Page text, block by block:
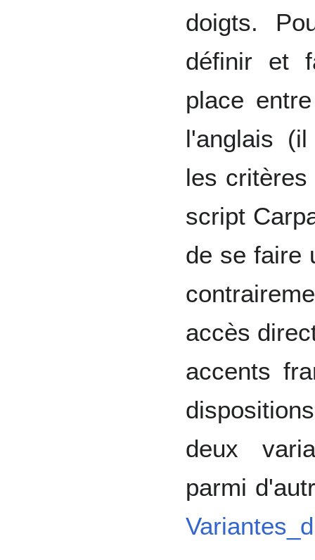
doigts.
définir et
place
l'anglais
les
script
de se faire
accès
accents
deux
parmi